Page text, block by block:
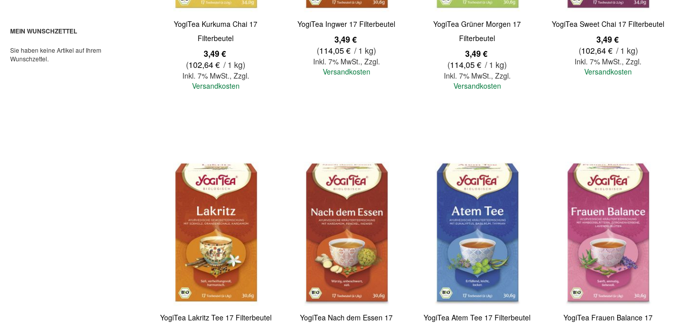
YogiTea Kurkuma Chai 17
Filterbeutel
3,49 €
(102,64 € / 1 kg)
Inkl. 7% MwSt., Zzgl.
Versandkosten
Quickview
YogiTea Ingwer 17 Filterbeutel
3,49 €
(114,05 € / 1 kg)
Inkl. 7% MwSt., Zzgl.
Versandkosten
YogiTea Grüner Morgen 17
Filterbeutel
3,49 €
(114,05 € / 1 kg)
Inkl. 7% MwSt., Zzgl.
Versandkosten
Quickview
YogiTea Sweet Chai 17 Filterbeutel
3,49 €
(102,64 € / 1 kg)
Inkl. 7% MwSt.,Zzgl.
Versandkosten
Quickview
YogiTea Lakritz Tee 17 Filterbeutel
YogiTea Nach dem Essen 17
YogiTea Atem Tee 17 Filterbeutel
YogiTea Frauen Balance 17
MEIN WUNSCHZETTEL
Sie haben keine Artikel auf Ihrem
Wunschzettel.